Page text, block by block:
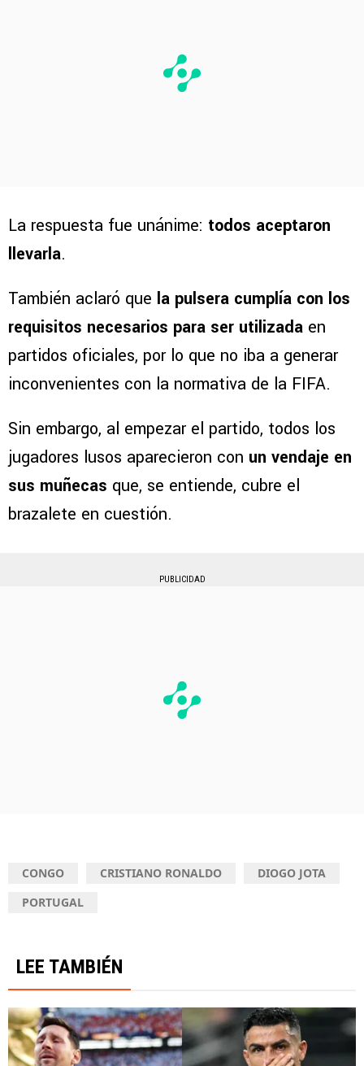
La respuesta fue unánime: todos aceptaron
llevarla.
También aclaró que la pulsera cumplía con los
requisitos necesarios para ser utilizada en
partidos oficiales, por lo que no iba a generar
inconvenientes con la normativa de la FIFA.
Sin embargo, al empezar el partido, todos los
jugadores lusos aparecieron con un vendaje en
sus muñecas que, se entiende, cubre el
brazalete en cuestión.
PUBLICIDAD
CONGO CRISTIANO RONALDO
DIOGO JOTA
PORTUGAL
LEE TAMBIÉN